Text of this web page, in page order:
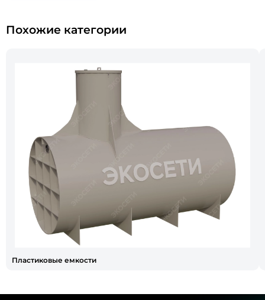
Похожие категории
Пластиковые емкости